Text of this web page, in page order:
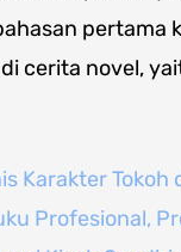
pertama
cerita novel,
Karakter Tokoh
Profesional,